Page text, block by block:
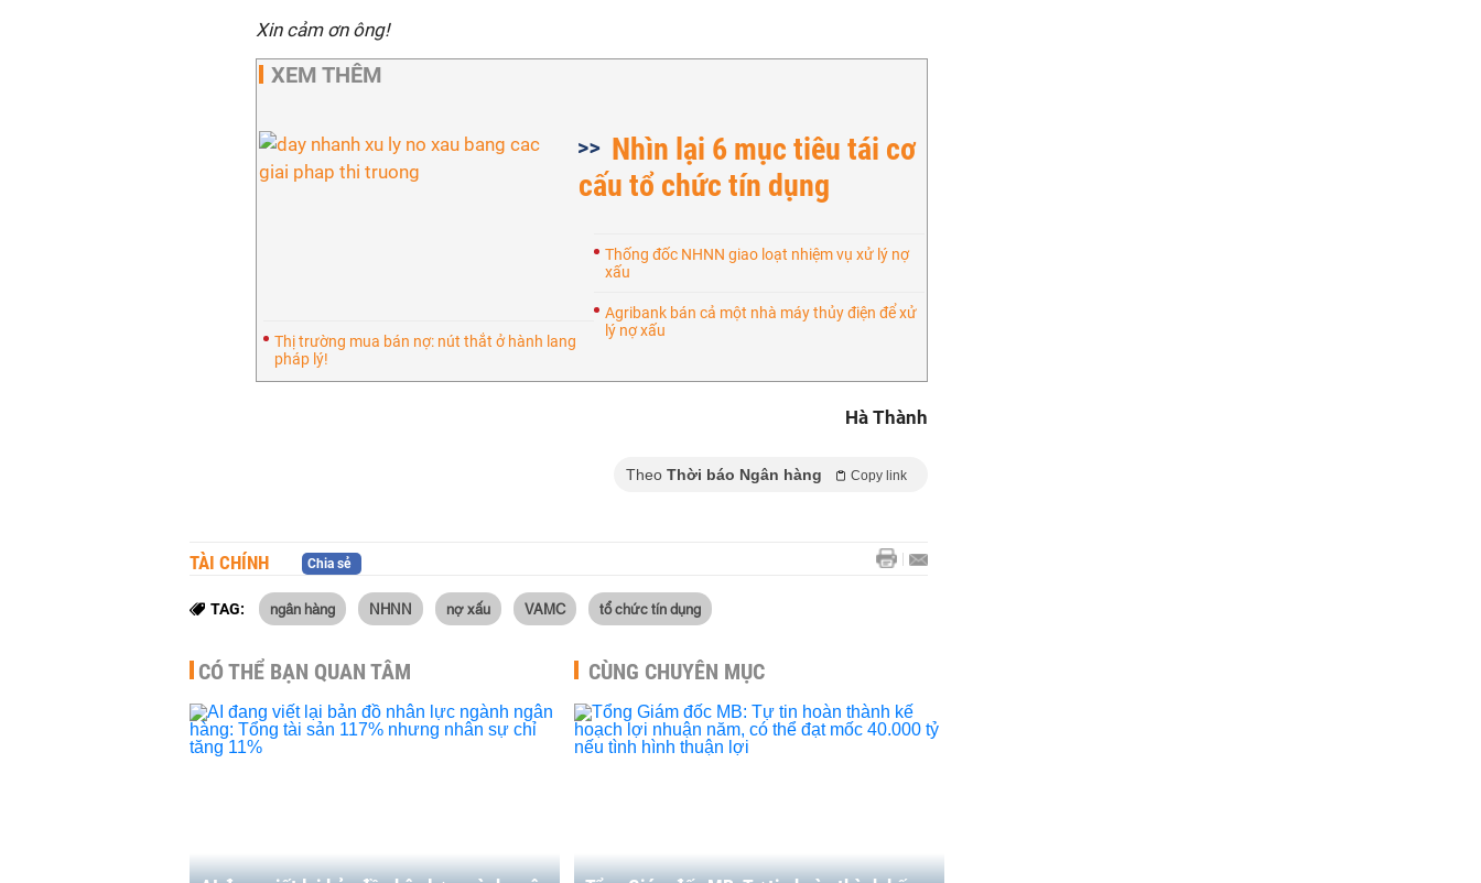
Xin cảm ơn ông!
XEM THÊM
Nhìn lại 6 mục tiêu tái cơ
cấu tổ chức tín dụng
Thống đốc NHNN giao loạt nhiệm vụ xử lý nợ
xấu
Agribank bán cả một nhà máy thủy điện để xử
lý nợ xấu
Thị trường mua bán nợ: nút thắt ở hành lang
pháp lý!
Hà Thành
Theo Thời báo Ngân hàng Copy link
TÀI CHÍNH Chia sẻ
TAG: ngân hàng NHNN nợ xấu VAMC tổ chức tín dụng
CÓ THỂ BẠN QUAN TÂM CÙNG CHUYÊN MỤC